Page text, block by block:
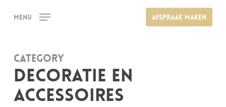
Afspraak maken
Menu
Category
Decoratie en
accessoires